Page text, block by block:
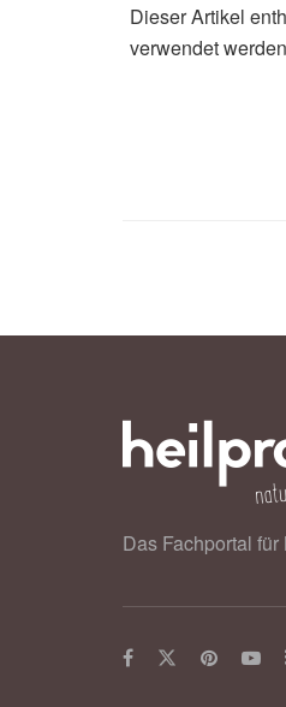
Dieser Artikel
verwendet
Das Fachportal